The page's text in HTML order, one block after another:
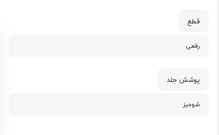
قطع
رقعی
پوشش جلد
شومیز